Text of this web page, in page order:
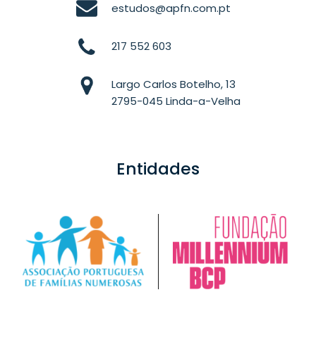
estudos@apfn.com.pt
217 552 603
Largo Carlos Botelho, 13
2795-045 Linda-a-Velha
Entidades